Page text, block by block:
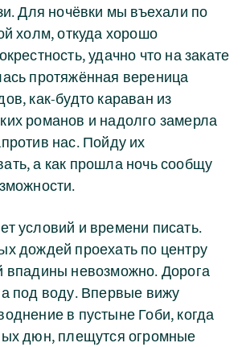
Для ночёвки мы въехали по
холм, откуда хорошо
удачно что на закате
протяжённая вереница
как-будто караван из
романов и надолго замерла
нас. Пойду их
а как прошла ночь сообщу
условий и времени писать.
дождей проехать по центру
впадины невозможно. Дорога
под воду. Впервые вижу
в пустыне Гоби, когда
дюн, плещутся огромные